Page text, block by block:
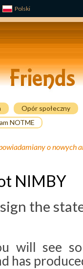
Polski
Opór społeczny
NOTME
o nowych
NIMBY
the
will see
has